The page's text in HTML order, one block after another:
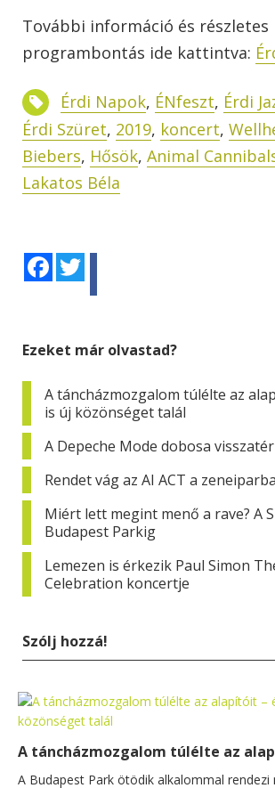
További információ és részletes
programbontás ide kattintva:
Érdi Napok, ÉNfeszt, Érdi
Érdi Szüret, 2019, koncert,
Biebers, Hősök, Animal
Lakatos Béla
Facebook
Ezeket már olvastad?
A táncházmozgalom túlélte az
is új közönséget talál
A Depeche Mode dobosa
Rendet vág az AI ACT a
Miért lett megint menő a rave? A
Budapest Parkig
Lemezen is érkezik Paul Simon
Celebration koncertje
Szólj hozzá!
A táncházmozgalom túlélte az
A Budapest Park ötödik alkalommal rendezi